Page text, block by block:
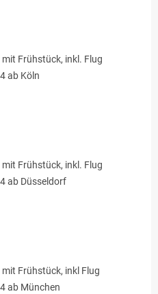
Frühstück, inkl. Flug
ab Köln
Frühstück, inkl. Flug
ab Düsseldorf
Frühstück, inkl Flug
ab München